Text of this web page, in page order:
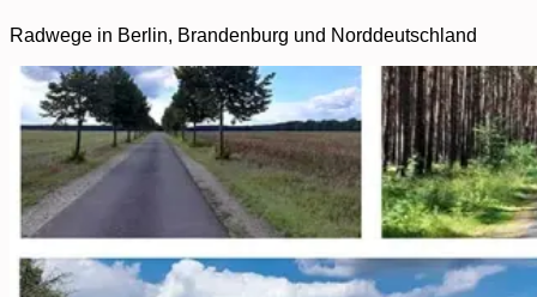
Radwege in Berlin, Brandenburg und Norddeutschland